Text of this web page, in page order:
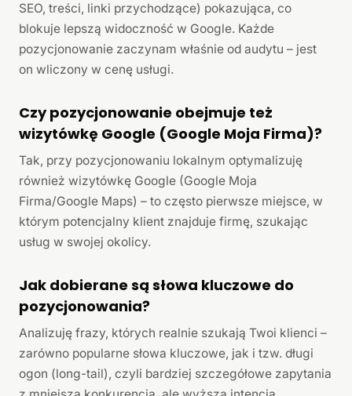
SEO, treści, linki przychodzące) pokazująca, co
blokuje lepszą widoczność w Google. Każde
pozycjonowanie zaczynam właśnie od audytu – jest
on wliczony w cenę usługi.
Czy pozycjonowanie obejmuje też
wizytówkę Google (Google Moja Firma)?
Tak, przy pozycjonowaniu lokalnym optymalizuję
również wizytówkę Google (Google Moja
Firma/Google Maps) – to często pierwsze miejsce, w
którym potencjalny klient znajduje firmę, szukając
usług w swojej okolicy.
Jak dobierane są słowa kluczowe do
pozycjonowania?
Analizuję frazy, których realnie szukają Twoi klienci –
zarówno popularne słowa kluczowe, jak i tzw. długi
ogon (long-tail), czyli bardziej szczegółowe zapytania